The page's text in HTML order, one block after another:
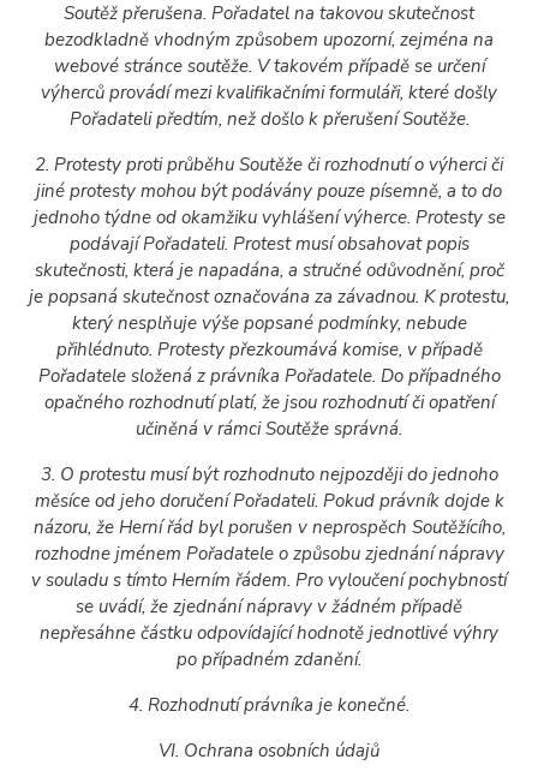
Soutěž přerušena. Pořadatel na takovou skutečnost
bezodkladně vhodným způsobem upozorní, zejména na
webové stránce soutěže. V takovém případě se určení
výherců provádí mezi kvalifikačními formuláři, které došly
Pořadateli předtím, než došlo k přerušení Soutěže.
2. Protesty proti průběhu Soutěže či rozhodnutí o výherci či
jiné protesty mohou být podávány pouze písemně, a to do
jednoho týdne od okamžiku vyhlášení výherce. Protesty se
podávají Pořadateli. Protest musí obsahovat popis
skutečnosti, která je napadána, a stručné odůvodnění, proč
je popsaná skutečnost označována za závadnou. K protestu,
který nesplňuje výše popsané podmínky, nebude
přihlédnuto. Protesty přezkoumává komise, v případě
Pořadatele složená z právníka Pořadatele. Do případného
opačného rozhodnutí platí, že jsou rozhodnutí či opatření
učiněná v rámci Soutěže správná.
3. O protestu musí být rozhodnuto nejpozději do jednoho
měsíce od jeho doručení Pořadateli. Pokud právník dojde k
názoru, že Herní řád byl porušen v neprospěch Soutěžícího,
rozhodne jménem Pořadatele o způsobu zjednání nápravy
v souladu s tímto Herním řádem. Pro vyloučení pochybností
se uvádí, že zjednání nápravy v žádném případě
nepřesáhne částku odpovídající hodnotě jednotlivé výhry
po případném zdanění.
4. Rozhodnutí právníka je konečné.
VI. Ochrana osobních údajů